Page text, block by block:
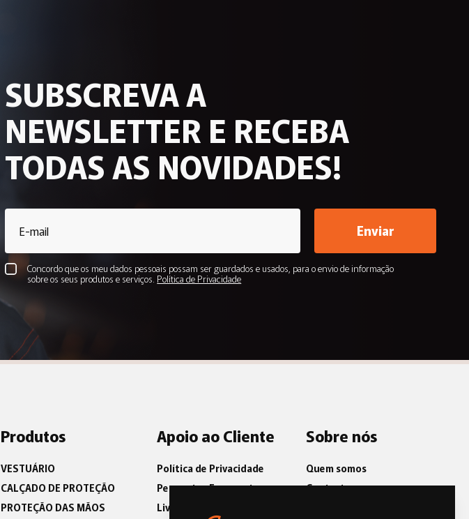
SUBSCREVA A
NEWSLETTER E RECEBA
TODAS AS NOVIDADES!
Concordo que os meu dados pessoais possam ser guardados e usados, para o envio de informação
sobre os seus produtos e serviços. Política de Privacidade
Enviar
Produtos
VESTUÁRIO
CALÇADO DE PROTEÇÃO
PROTEÇÃO DAS MÃOS
Apoio ao Cliente
Política de Privacidade
Perguntas Frequentes
Livro de Reclamações
Sobre nós
Quem somos
Contactos